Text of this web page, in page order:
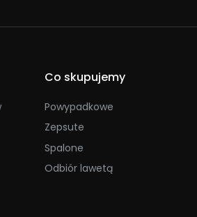
Co skupujemy
Powypadkowe
Zepsute
Spalone
Odbiór lawetą